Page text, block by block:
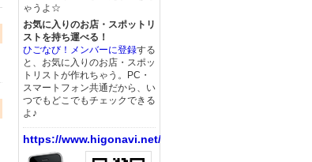
ゃうよ☆
お気に入りのお店・スポットリ
ストを持ち運べる！
ひごなび！メンバーに登録する
と、お気に入りのお店・スポッ
トリストが作れちゃう。PC・
スマートフォン共通だから、い
つでもどこでもチェックできる
よ♪
https://www.higonavi.net/